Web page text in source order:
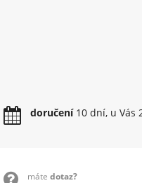
doručení10 dní, u Vás
máte dotaz?